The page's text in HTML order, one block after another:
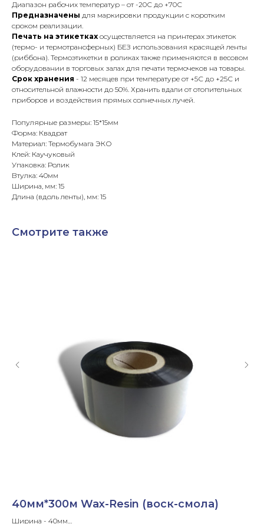
Диапазон рабочих температур – от -20С до +70С
Предназначены для маркировки продукции с коротким
сроком реализации.
Печать на этикеткахосуществляется на принтерах этикеток
(термо- и термотрансферных) БЕЗ использования красящей ленты
(риббона). Термоэтикетки в роликах также применяются в весовом
оборудовании в торговых залах для печати термочеков на товары.
Срок хранения - 12 месяцев при температуре от +5С до +25С и
относительной влажности до 50%. Хранить вдали от отопительных
приборов и воздействия прямых солнечных лучей.
Популярные размеры: 15*15мм
Форма: Квадрат
Материал: Термобумага ЭКО
Клей: Каучуковый
Упаковка: Ролик
Втулка: 40мм
Ширина, мм: 15
Длина (вдоль ленты), мм: 15
Смотрите также
40мм*300м Wax-Resin (воск-смола)
Ширина - 40мм